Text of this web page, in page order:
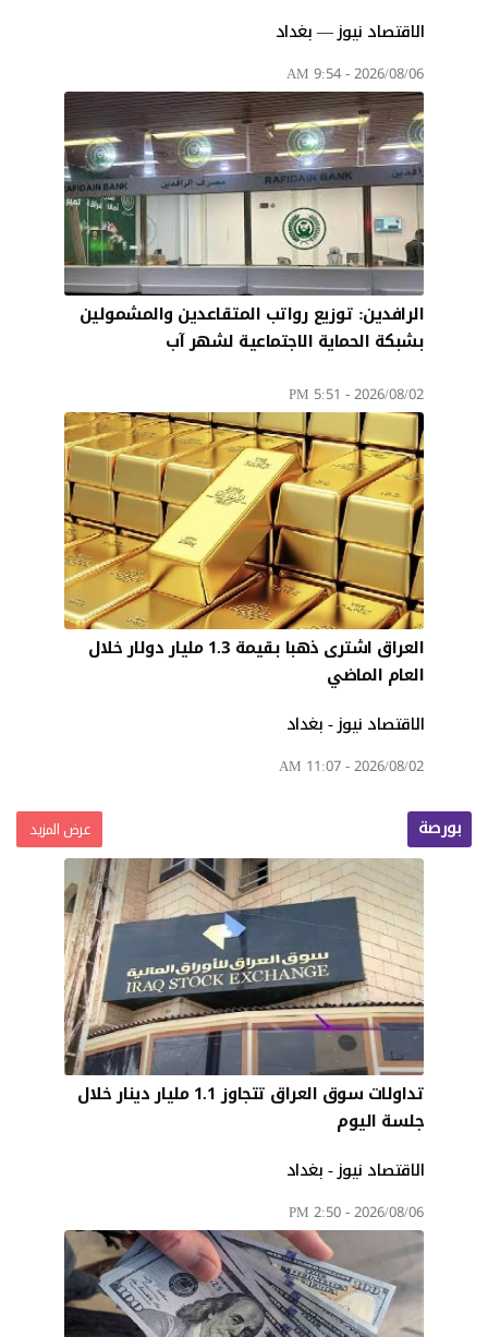
الاقتصاد نيوز — بغداد
2026/08/06 - 9:54 AM
الرافدين: توزيع رواتب المتقاعدين والمشمولين
بشبكة الحماية الاجتماعية لشهر آب
2026/08/02 - 5:51 PM
العراق اشترى ذهبا بقيمة 1.3 مليار دولار خلال
العام الماضي
الاقتصاد نيوز - بغداد
2026/08/02 - 11:07 AM
بورصة عرض المزيد
تداولات سوق العراق تتجاوز 1.1 مليار دينار خلال
جلسة اليوم
الاقتصاد نيوز - بغداد
2026/08/06 - 2:50 PM